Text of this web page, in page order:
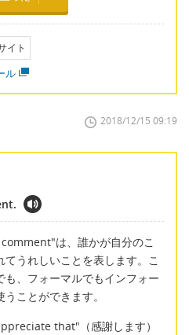
イト
ル
2018/12/15 09:19
は、誰かが自分のこ
うれしいことを表します。こ
、フォーマルでもインフォー
ことができます。
that"（感謝します）